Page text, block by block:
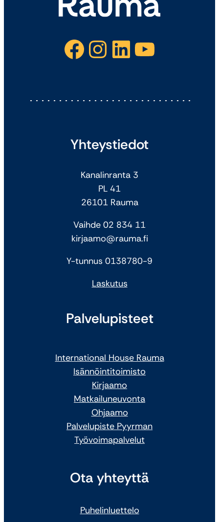
Facebook Instagram LinkedIn YouTube
Yhteystiedot
Kanalinranta 3
PL 41
26101 Rauma
Vaihde 02 834 11
kirjaamo@rauma.fi
Y-tunnus 0138780-9
Laskutus
Palvelupisteet
International House Rauma
Isännöintitoimisto
Kirjaamo
Matkailuneuvonta
Ohjaamo
Palvelupiste Pyyrman
Työvoimapalvelut
Ota yhteyttä
Puhelinluettelo